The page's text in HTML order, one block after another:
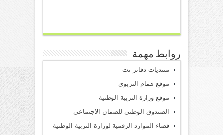
روابط مهمة
منتديات دفاتر نت
موقع همام التربوي
موقع وزارة التربية الوطنية
الصندوق الوطني للضمان الاجتماعي
فضاء الموارد الرقمية لوزارة التربية الوطنية